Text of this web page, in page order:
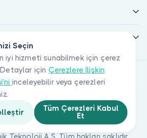
Seçin
iyi hizmeti sunabilmek için çerez
Detaylar için Çerezlere İlişkin
inceleyebilir veya çerezleri
Tüm Çerezleri Kabul
Et